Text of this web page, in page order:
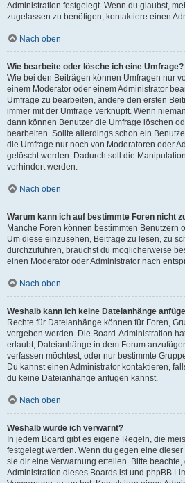
Administration festgelegt. Wenn du glaubst,
zugelassen zu benötigen, kontaktiere einen
Nach oben
Wie bearbeite oder lösche ich eine Umfrage?
Wie bei den Beiträgen können Umfragen nur
einem Moderator oder einem Administrator
Umfrage zu bearbeiten, ändere den ersten
immer mit der Umfrage verknüpft. Wenn
dann können Benutzer die Umfrage löschen
bearbeiten. Sollte allerdings schon ein
die Umfrage nur noch von Moderatoren oder
gelöscht werden. Dadurch soll die
verhindert werden.
Nach oben
Warum kann ich auf bestimmte Foren nicht
Manche Foren können bestimmten Benutzern
Um diese einzusehen, Beiträge zu lesen, zu
durchzuführen, brauchst du möglicherweise
einen Moderator oder Administrator nach
Nach oben
Weshalb kann ich keine Dateianhänge
Rechte für Dateianhänge können für Foren,
vergeben werden. Die Board-Administration
erlaubt, Dateianhänge in dem Forum
verfassen möchtest, oder nur bestimmte
Du kannst einen Administrator kontaktieren,
du keine Dateianhänge anfügen kannst.
Nach oben
Weshalb wurde ich verwarnt?
In jedem Board gibt es eigene Regeln, die
festgelegt werden. Wenn du gegen eine
sie dir eine Verwarnung erteilen. Bitte
Administration dieses Boards ist und phpBB